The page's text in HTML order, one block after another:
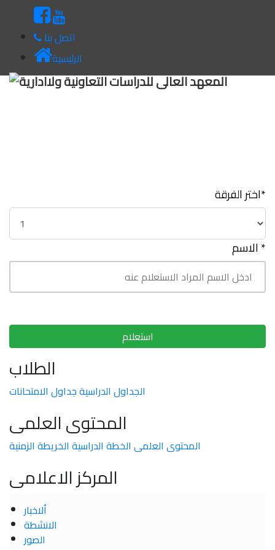
اتصل بنا
الرئيسية
اختر الفرقة*
الاسم *
استعلام
الطلاب
الجداول الدراسيةجداول الامتحانات
المحتوى العلمى
المحتوى العلمى الخطة الدراسية الخريطة الزمنية
المركز الاعلامى
ألاخبار
الانشطة
الصور